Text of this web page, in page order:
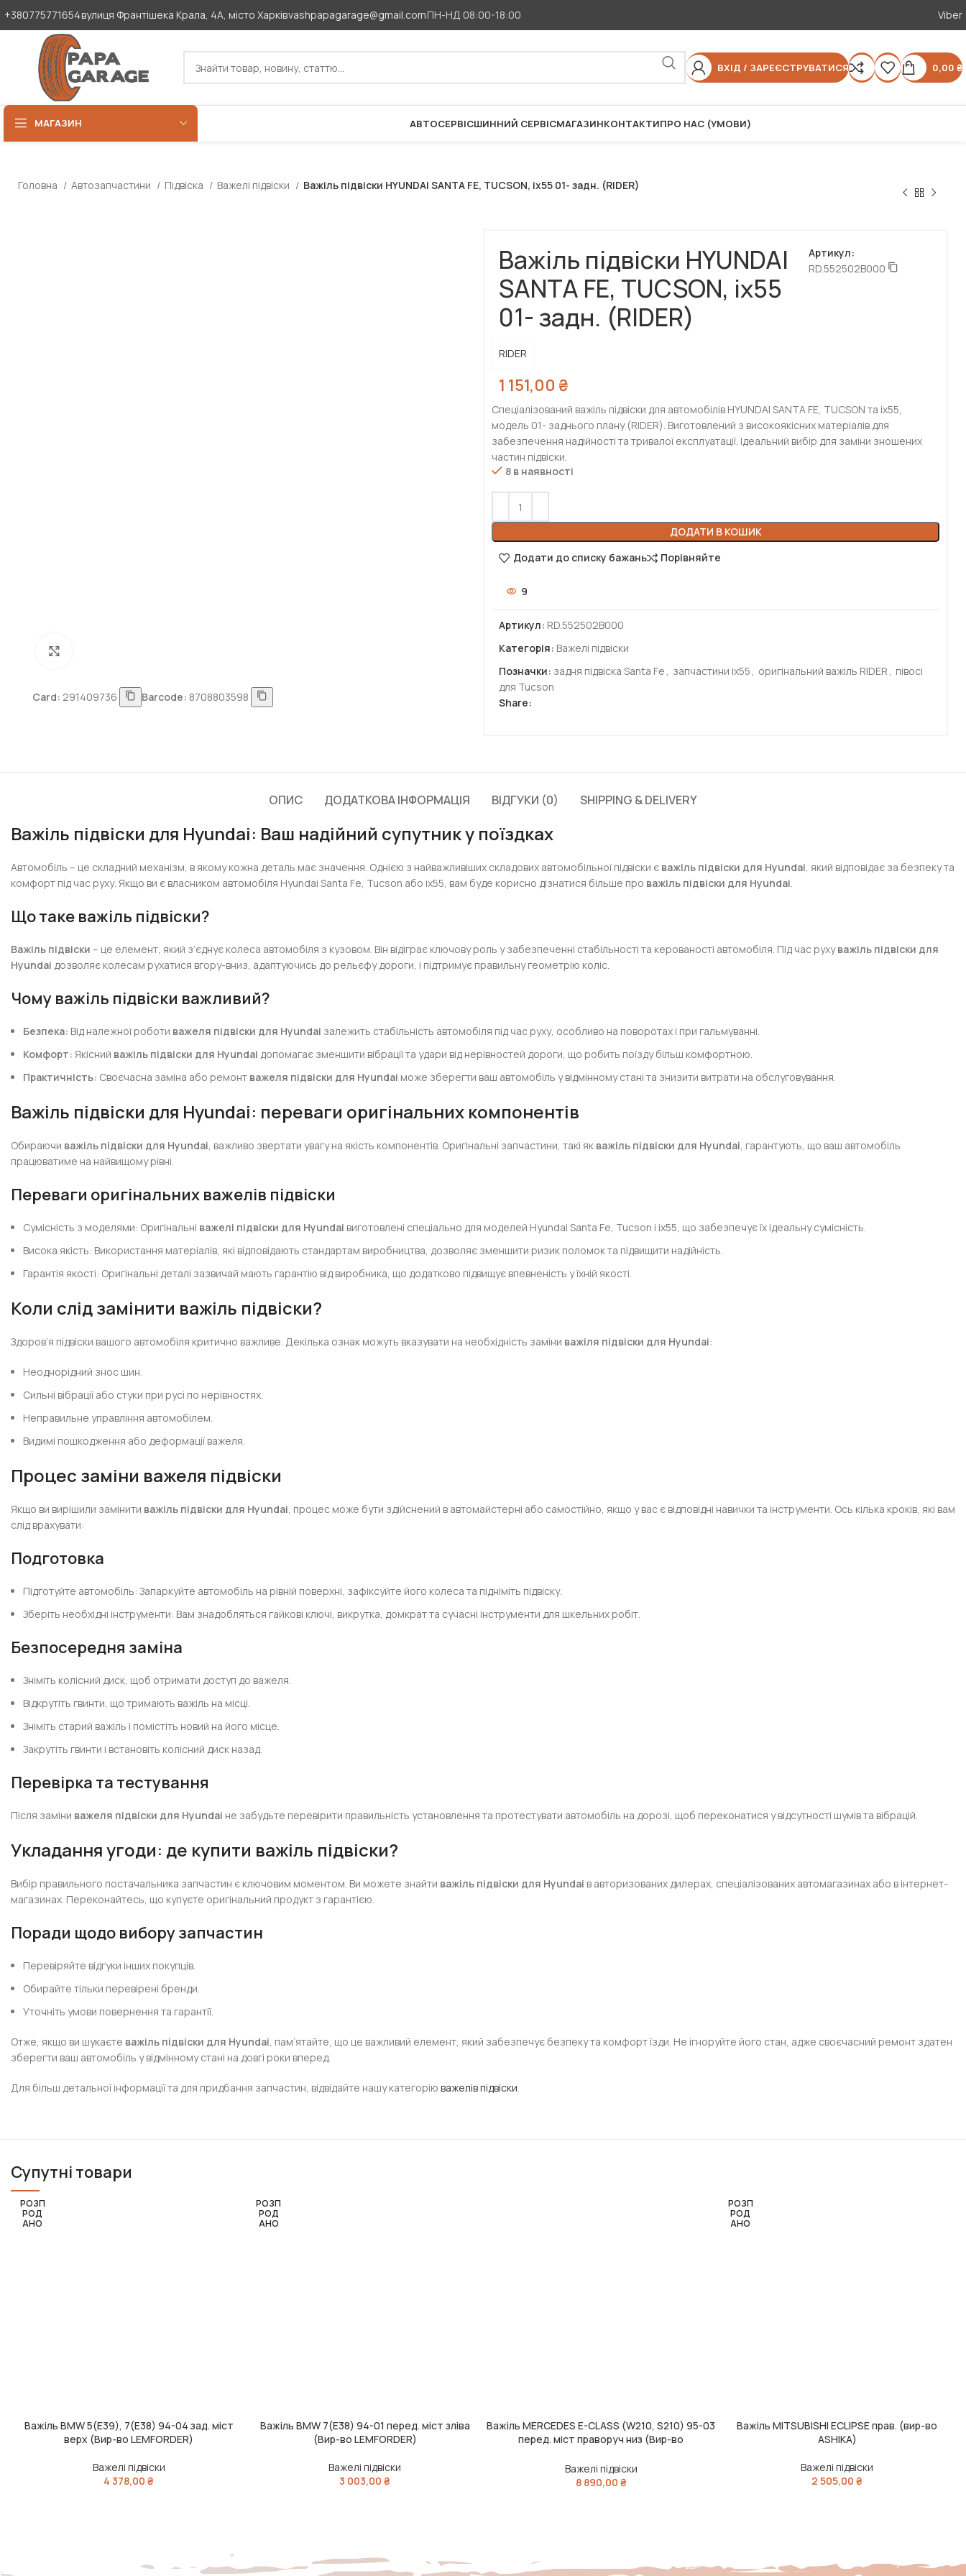
+380775771654вулиця Франтішека Крала, 4А, місто Харківvashpapagarage@gmail.comПН-НД 08:00-18:00 Viber
ВХІД / ЗАРЕЄСТРУВАТИСЯ 0,00 ₴
МАГАЗИН АВТОСЕРВІСШИННИЙ СЕРВІСМАГАЗИНКОНТАКТИПРО НАС (УМОВИ)
Головна Автозапчастини Підвіска Важелі підвіски Важіль підвіски HYUNDAI SANTA FE, TUCSON, ix55 01- задн. (RIDER)
Card: 291409736 Barcode: 8708803598
Важіль підвіски HYUNDAI
SANTA FE, TUCSON, ix55
01- задн. (RIDER)
Артикул:
RD.552502B000
RIDER
1 151,00 ₴
Спеціалізований важіль підвіски для автомобілів HYUNDAI SANTA FE, TUCSON та ix55,
модель 01- заднього плану (RIDER). Виготовлений з високоякісних матеріалів для
забезпечення надійності та тривалої експлуатації. Ідеальний вибір для заміни зношених
частин підвіски.
8 в наявності
ДОДАТИ В КОШИК
Додати до списку бажань
Порівняйте
9
Артикул: RD.552502B000
Категорія: Важелі підвіски
Позначки: задня підвіска Santa Fe , запчастини ix55 , оригінальний важіль RIDER , півосі
для Tucson
Share:
ОПИС ДОДАТКОВА ІНФОРМАЦІЯ ВІДГУКИ (0) SHIPPING & DELIVERY
Важіль підвіски для Hyundai: Ваш надійний супутник у поїздках
Автомобіль – це складний механізм, в якому кожна деталь має значення. Однією з найважливіших складових автомобільної підвіски є важіль підвіски для Hyundai, який відповідає за безпеку та
комфорт під час руху. Якщо ви є власником автомобіля Hyundai Santa Fe, Tucson або ix55, вам буде корисно дізнатися більше про важіль підвіски для Hyundai.
Що таке важіль підвіски?
Важіль підвіски – це елемент, який з’єднує колеса автомобіля з кузовом. Він відіграє ключову роль у забезпеченні стабільності та керованості автомобіля. Під час рухуважіль підвіски для
Hyundai дозволяє колесам рухатися вгору-вниз, адаптуючись до рельєфу дороги, і підтримує правильну геометрію коліс.
Чому важіль підвіски важливий?
Безпека: Від належної роботи важеля підвіски для Hyundai залежить стабільність автомобіля під час руху, особливо на поворотах і при гальмуванні.
Комфорт: Якісний важіль підвіски для Hyundai допомагає зменшити вібрації та удари від нерівностей дороги, що робить поїзду більш комфортною.
Практичність: Своєчасна заміна або ремонт важеля підвіски для Hyundai може зберегти ваш автомобіль у відмінному стані та знизити витрати на обслуговування.
Важіль підвіски для Hyundai: переваги оригінальних компонентів
Обираючи важіль підвіски для Hyundai, важливо звертати увагу на якість компонентів. Оригінальні запчастини, такі як важіль підвіски для Hyundai, гарантують, що ваш автомобіль
працюватиме на найвищому рівні.
Переваги оригінальних важелів підвіски
Сумісність з моделями: Оригінальні важелі підвіски для Hyundai виготовлені спеціально для моделей Hyundai Santa Fe, Tucson і ix55, що забезпечує їх ідеальну сумісність.
Висока якість: Використання матеріалів, які відповідають стандартам виробництва, дозволяє зменшити ризик поломок та підвищити надійність.
Гарантія якості: Оригінальні деталі зазвичай мають гарантію від виробника, що додатково підвищує впевненість у їхній якості.
Коли слід замінити важіль підвіски?
Здоров’я підвіски вашого автомобіля критично важливе. Декілька ознак можуть вказувати на необхідність заміни важіля підвіски для Hyundai:
Неоднорідний знос шин.
Сильні вібрації або стуки при русі по нерівностях.
Неправильне управління автомобілем.
Видимі пошкодження або деформації важеля.
Процес заміни важеля підвіски
Якщо ви вирішили замінити важіль підвіски для Hyundai, процес може бути здійснений в автомайстерні або самостійно, якщо у вас є відповідні навички та інструменти. Ось кілька кроків, які вам
слід врахувати:
Подготовка
Підготуйте автомобіль: Запаркуйте автомобіль на рівній поверхні, зафіксуйте його колеса та підніміть підвіску.
Зберіть необхідні інструменти: Вам знадобляться гайкові ключі, викрутка, домкрат та сучасні інструменти для шкельних робіт.
Безпосередня заміна
Зніміть колісний диск, щоб отримати доступ до важеля.
Відкрутіть гвинти, що тримають важіль на місці.
Зніміть старий важіль і помістіть новий на його місце.
Закрутіть гвинти і встановіть колісний диск назад.
Перевірка та тестування
Після заміни важеля підвіски для Hyundai не забудьте перевірити правильність установлення та протестувати автомобіль на дорозі, щоб переконатися у відсутності шумів та вібрацій.
Укладання угоди: де купити важіль підвіски?
Вибір правильного постачальника запчастин є ключовим моментом. Ви можете знайти важіль підвіски для Hyundai в авторизованих дилерах, спеціалізованих автомагазинах або в інтернет-
магазинах. Переконайтесь, що купуєте оригінальний продукт з гарантією.
Поради щодо вибору запчастин
Перевіряйте відгуки інших покупців.
Обирайте тільки перевірені бренди.
Уточніть умови повернення та гарантії.
Отже, якщо ви шукаєте важіль підвіски для Hyundai, пам’ятайте, що це важливий елемент, який забезпечує безпеку та комфорт їзди. Не ігноруйте його стан, адже своєчасний ремонт здатен
зберегти ваш автомобіль у відмінному стані на довгі роки вперед.
Для більш детальної інформації та для придбання запчастин, відвідайте нашу категоріюважелів підвіски.
Супутні товари
РОЗП
РОД
АНО
ЧИТАТИ ДАЛІ
Важіль BMW 5(E39), 7(E38) 94-04 зад. міст
верх (Вир-во LEMFORDER)
Важелі підвіски
4 378,00₴
РОЗП
РОД
АНО
ЧИТАТИ ДАЛІ
Важіль BMW 7(E38) 94-01 перед. міст зліва
(Вир-во LEMFORDER)
Важелі підвіски
3 003,00₴
ДОДАТИ В КОШИК
Важіль MERCEDES E-CLASS (W210, S210) 95-03
перед. міст праворуч низ (Вир-во
Важелі підвіски
8 890,00 ₴
РОЗП
РОД
АНО
ЧИТАТИ ДАЛІ
Важіль MITSUBISHI ECLIPSE прав. (вир-во
ASHIKA)
Важелі підвіски
2 505,00₴